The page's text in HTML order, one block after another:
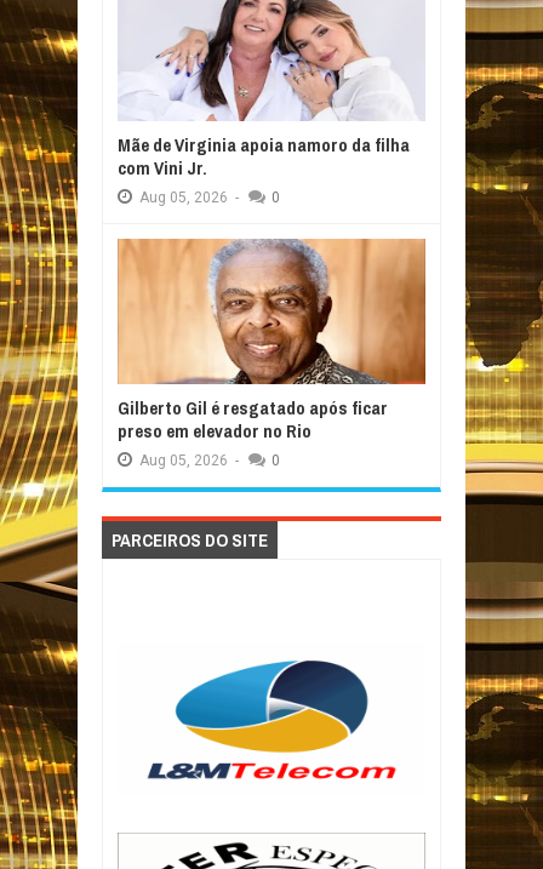
Mãe de Virginia apoia namoro da filha
com Vini Jr.
Aug 05, 2026 - 0
Gilberto Gil é resgatado após ficar
preso em elevador no Rio
Aug 05, 2026 - 0
PARCEIROS DO SITE